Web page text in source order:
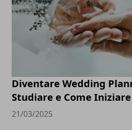
Diventare Wedding
Studiare e Come Iniziare
21/03/2025